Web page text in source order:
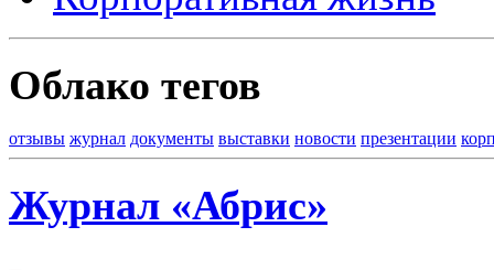
Облако тегов
отзывы журнал документы выставки новости презентации
Журнал «Абрис»